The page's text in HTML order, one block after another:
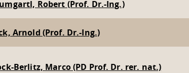
Robert (Prof. Dr.-Ing.)
Arnold (Prof. Dr.-Ing.)
Berlitz, Marco (PD Prof. Dr. rer. nat.)